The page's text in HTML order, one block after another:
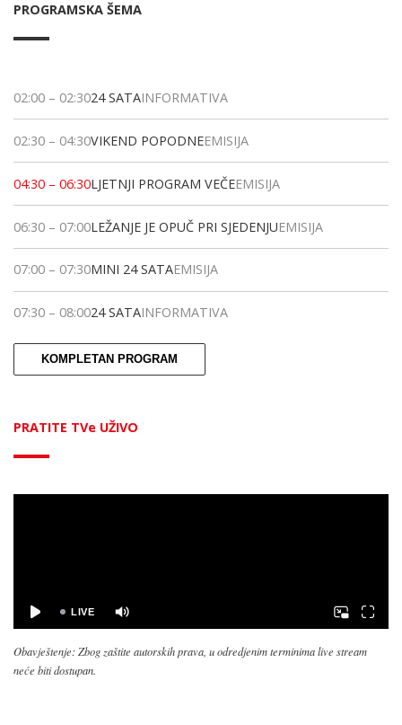
PROGRAMSKA ŠEMA
02:00 – 02:3024 SATAINFORMATIVA
02:30 – 04:30VIKEND POPODNEEMISIJA
04:30 – 06:30LJETNJI PROGRAM VEČEEMISIJA
06:30 – 07:00LEŽANJE JE OPUČ PRI SJEDENJUEMISIJA
07:00 – 07:30MINI 24 SATAEMISIJA
07:30 – 08:0024 SATAINFORMATIVA
KOMPLETAN PROGRAM
PRATITE TVe UŽIVO
Obavještenje: Zbog zaštite autorskih prava, u odredjenim terminima live stream
neće biti dostupan.